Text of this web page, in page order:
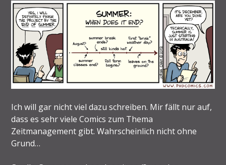
Ich will gar nicht viel dazu schreiben. Mir fällt nur auf,
dass es sehr viele Comics zum Thema
Zeitmanagement gibt. Wahrscheinlich nicht ohne
Grund…